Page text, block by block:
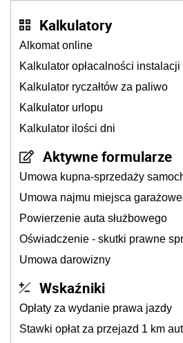
Kalkulatory
Alkomat online
Kalkulator opłacalności instalacji
Kalkulator ryczałtów za paliwo
Kalkulator urlopu
Kalkulator ilości dni
Aktywne formularze
Umowa kupna-sprzedaży
Umowa najmu miejsca
Powierzenie auta służbowego
Oświadczenie - skutki prawne
Umowa darowizny
Wskaźniki
Opłaty za wydanie prawa jazdy
Stawki opłat za przejazd 1 km